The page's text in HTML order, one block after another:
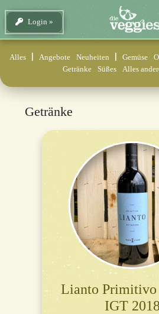
Login
Alles Angebote Neuheiten Gemüse
Getränke
Süßes Alles
Getränke
Lianto Primitivo
IGT 2018